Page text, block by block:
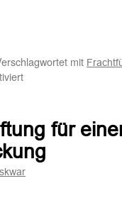
mit
für
Formanforderungen
an
Vereinbarungen
über
die
für